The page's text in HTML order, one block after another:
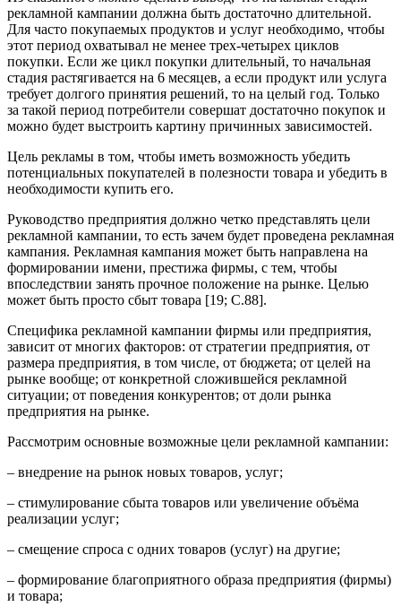
рекламной кампании должна быть достаточно длительной.
Для часто покупаемых продуктов и услуг необходимо, чтобы
этот период охватывал не менее трех-четырех циклов
покупки. Если же цикл покупки длительный, то начальная
стадия растягивается на 6 месяцев, а если продукт или услуга
требует долгого принятия решений, то на целый год. Только
за такой период потребители совершат достаточно покупок и
можно будет выстроить картину причинных зависимостей.
Цель рекламы в том, чтобы иметь возможность убедить
потенциальных покупателей в полезности товара и убедить в
необходимости купить его.
Руководство предприятия должно четко представлять цели
рекламной кампании, то есть зачем будет проведена рекламная
кампания. Рекламная кампания может быть направлена на
формировании имени, престижа фирмы, с тем, чтобы
впоследствии занять прочное положение на рынке. Целью
может быть просто сбыт товара [19; С.88].
Специфика рекламной кампании фирмы или предприятия,
зависит от многих факторов: от стратегии предприятия, от
размера предприятия, в том числе, от бюджета; от целей на
рынке вообще; от конкретной сложившейся рекламной
ситуации; от поведения конкурентов; от доли рынка
предприятия на рынке.
Рассмотрим основные возможные цели рекламной кампании:
– внедрение на рынок новых товаров, услуг;
– стимулирование сбыта товаров или увеличение объёма
реализации услуг;
– смещение спроса с одних товаров (услуг) на другие;
– формирование благоприятного образа предприятия (фирмы)
и товара;